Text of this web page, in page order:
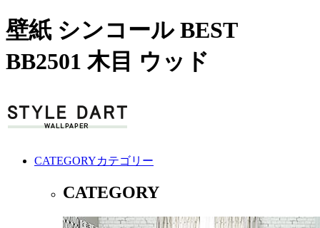
壁紙 シンコール BEST
BB2501 木目 ウッド
CATEGORYカテゴリー
CATEGORY